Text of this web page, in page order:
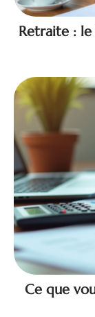
Retraite : le
Ce que